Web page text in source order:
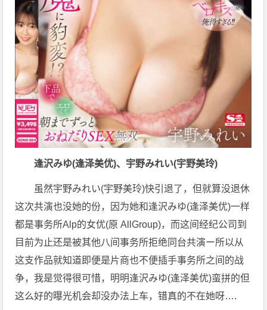
逢沢みゆ(逢泽美优)、宇野みれい(宇野美玲)
虽然宇野みれい(宇野美玲)快引退了，但就算没退休
这次共演也没她的份，因为她和逢沢みゆ(逢泽美优)一样
都是事务所Alp的女优(原 AllGroup)，而这间经纪公司到
目前为止还是被其他八间事务所拒绝同台共演ー所以从
这支作品就知道即便是片商也不便插手事务所之间的战
争，我是觉得很可惜，明明逢沢みゆ(逢泽美优)蛮拼的但
这么好的曝光机会却没办法上车，错真的不在她呀….